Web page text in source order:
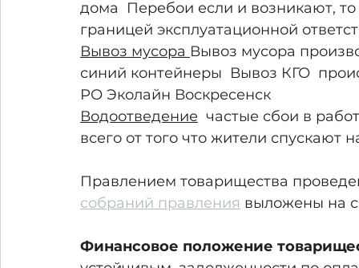
дома
Перебои если и возникают,
границей эксплуатационной
Вывоз мусора Вывоз мусора
синий контейнеры  Вывоз КГО
РО Эколайн Воскресенск
Водоотведение частые сбои в
всего от того что жители спускают
Правлением товарищества
собраний правления выложены на
Финансовое положение